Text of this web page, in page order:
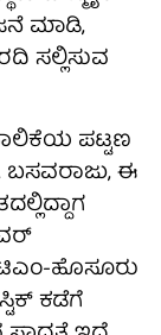
ಮಾಡಿ,
ಸಲ್ಲಿಸುವ
ಪಟ್ಟಣ
ಈ
ಹೊಸೂರು
ಕಡೆಗೆ